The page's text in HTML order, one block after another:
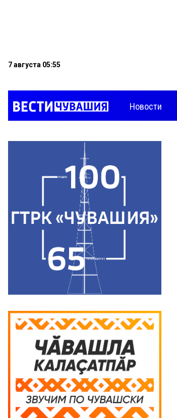
7 августа 05:55
Новости